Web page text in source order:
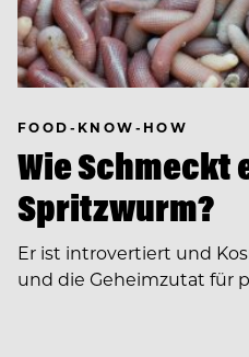
FOOD-KNOW-HOW
Wie
Spritzwurm?
Er ist introvertiert und
und die Geheimzutat für